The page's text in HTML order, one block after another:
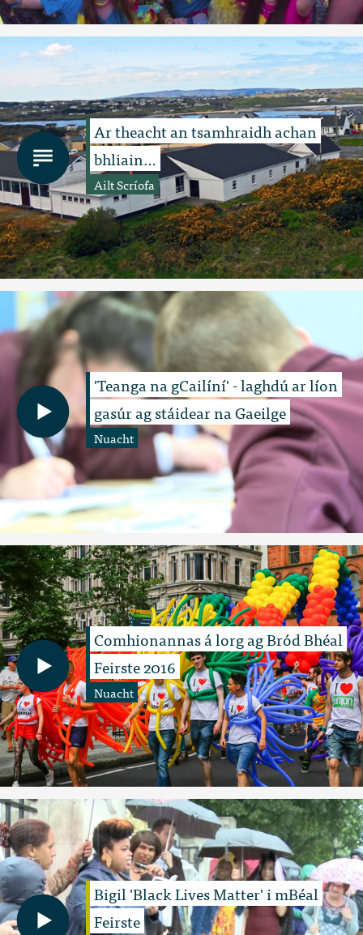
Ar theacht an tsamhraidh achan
bhliain…
Ailt Scríofa
'Teanga na gCailíní' - laghdú ar líon
gasúr ag stáidear na Gaeilge
Nuacht
Comhionannas á lorg ag Bród Bhéal
Feirste 2016
Nuacht
Bigil 'Black Lives Matter' i mBéal
Feirste